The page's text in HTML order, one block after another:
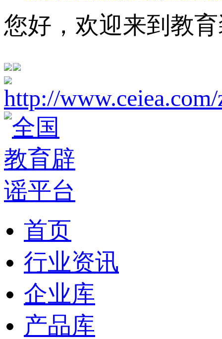
您好，欢迎来到教
首页
行业资讯
企业库
产品库